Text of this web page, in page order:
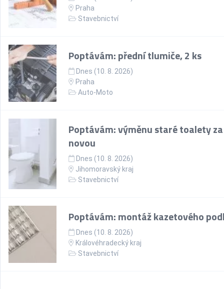
Praha
Stavebnictví
Poptávám: přední tlumiče, 2 ks
Dnes (10. 8. 2026)
Praha
Auto-Moto
Poptávám: výměnu staré toalety za
novou
Dnes (10. 8. 2026)
Jihomoravský kraj
Stavebnictví
Poptávám: montáž kazetového
Dnes (10. 8. 2026)
Královéhradecký kraj
Stavebnictví